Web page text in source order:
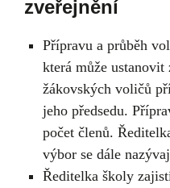
zveřejnění
Přípravu a průběh
která může ustanovit
žákovských voličů
jeho předsedu.
počet členů.
výbor se dále
Ředitelka školy